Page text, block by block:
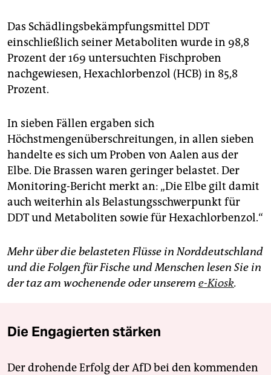
Das Schädlingsbekämpfungsmittel DDT
einschließlich seiner Metaboliten wurde in 98,8
Prozent der 169 untersuchten Fischproben
nachgewiesen, Hexachlorbenzol (HCB) in 85,8
Prozent.
In sieben Fällen ergaben sich
Höchstmengenüberschreitungen, in allen sieben
handelte es sich um Proben von Aalen aus der
Elbe. Die Brassen waren geringer belastet. Der
Monitoring-Bericht merkt an: „Die Elbe gilt damit
auch weiterhin als Belastungsschwerpunkt für
DDT und Metaboliten sowie für Hexachlorbenzol.“
Mehr über die belasteten Flüsse in Norddeutschland
und die Folgen für Fische und Menschen lesen Sie in
der taz am wochenende oder unserem e-Kiosk.
Die Engagierten stärken
Der drohende Erfolg der AfD bei den kommenden